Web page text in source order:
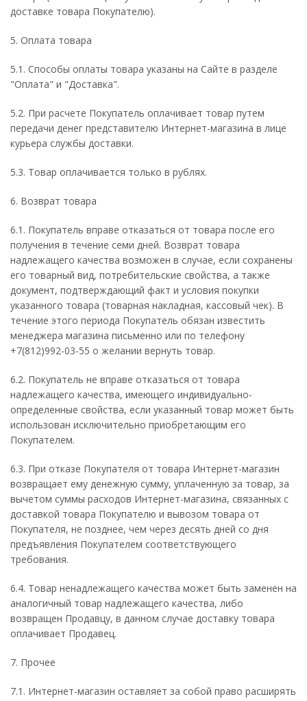
доставке товара Покупателю).
5. Оплата товара
5.1. Способы оплаты товара указаны на Сайте в разделе
"Оплата" и "Доставка".
5.2. При расчете Покупатель оплачивает товар путем
передачи денег представителю Интернет-магазина в лице
курьера службы доставки.
5.3. Товар оплачивается только в рублях.
6. Возврат товара
6.1. Покупатель вправе отказаться от товара после его
получения в течение семи дней. Возврат товара
надлежащего качества возможен в случае, если сохранены
его товарный вид, потребительские свойства, а также
документ, подтверждающий факт и условия покупки
указанного товара (товарная накладная, кассовый чек). В
течение этого периода Покупатель обязан известить
менеджера магазина письменно или по телефону
+7(812)992-03-55 о желании вернуть товар.
6.2. Покупатель не вправе отказаться от товара
надлежащего качества, имеющего индивидуально-
определенные свойства, если указанный товар может быть
использован исключительно приобретающим его
Покупателем.
6.3. При отказе Покупателя от товара Интернет-магазин
возвращает ему денежную сумму, уплаченную за товар, за
вычетом суммы расходов Интернет-магазина, связанных с
доставкой товара Покупателю и вывозом товара от
Покупателя, не позднее, чем через десять дней со дня
предъявления Покупателем соответствующего
требования.
6.4. Товар ненадлежащего качества может быть заменен на
аналогичный товар надлежащего качества, либо
возвращен Продавцу, в данном случае доставку товара
оплачивает Продавец.
7. Прочее
7.1. Интернет-магазин оставляет за собой право расширять